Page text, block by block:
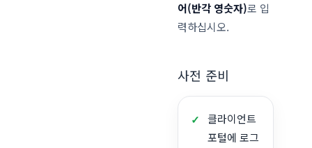
어(반각 영숫자)로 입
력하십시오.
사전 준비
클라이언트
포털에 로그